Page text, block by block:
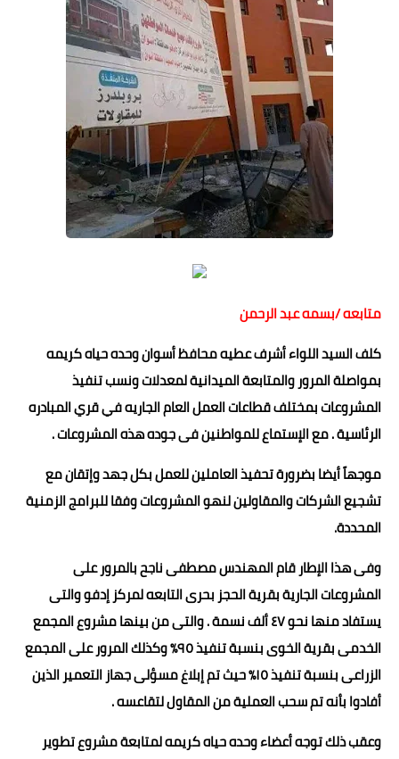
حوادث وقضايا
خدمات
الصحه والجمال
فن المطبخ
مقالات
متابعه /بسمه عبد الرحمن
كلف السيد اللواء أشرف عطيه محافظ أسوان وحده حياه كريمه
بمواصلة المرور والمتابعة الميدانية لمعدلات ونسب تنفيذ
المشروعات بمختلف قطاعات العمل العام الجاريه في قري المبادره
الرئاسية . مع الإستماع للمواطنين فى جوده هذه المشروعات .
موجهاً أيضا بضرورة تحفيذ العاملين للعمل بكل جهد وإتقان مع
تشجيع الشركات والمقاولين لنهو المشروعات وفقا للبرامج الزمنية
المحددة.
وفى هذا الإطار قام المهندس مصطفى ناجح بالمرور على
المشروعات الجارية بقرية الحجز بحرى التابعه لمركز إدفو والتى
يستفاد منها نحو ٤٧ ألف نسمة . والتى من بينها مشروع المجمع
الخدمى بقرية الخوى بنسبة تنفيذ ٩٥٪ وكذلك المرور على المجمع
الزراعى بنسبة تنفيذ ١٥٪ حيث تم إبلاغ مسؤلى جهاز التعمير الذين
أفادوا بأنه تم سحب العملية من المقاول لتقاعسه .
وعقب ذلك توجه أعضاء وحده حياه كريمه لمتابعة مشروع تطوير